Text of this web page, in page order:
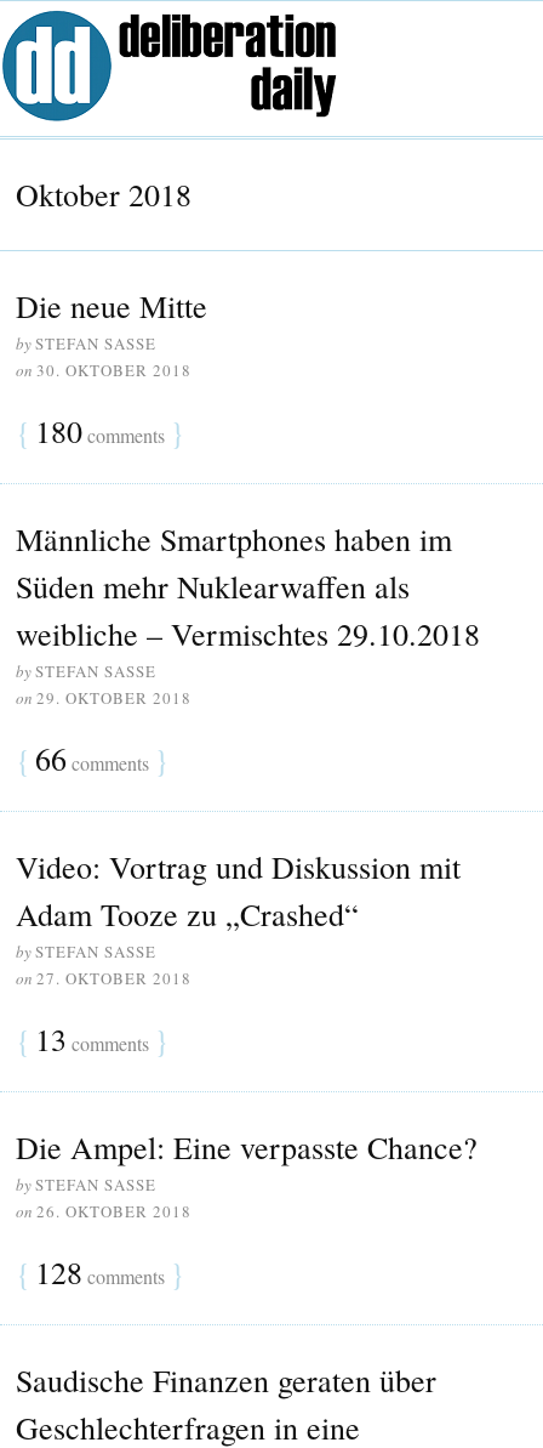
Oktober 2018
Die neue Mitte
bySTEFAN SASSE
on 30. OKTOBER 2018
{ 180comments }
Männliche Smartphones haben im
Süden mehr Nuklearwaffen als
weibliche – Vermischtes 29.10.2018
bySTEFAN SASSE
on 29. OKTOBER 2018
{ 66 comments }
Video: Vortrag und Diskussion mit
Adam Tooze zu „Crashed“
bySTEFAN SASSE
on 27. OKTOBER 2018
{ 13 comments }
Die Ampel: Eine verpasste Chance?
bySTEFAN SASSE
on 26. OKTOBER 2018
{ 128 comments }
Saudische Finanzen geraten über
Geschlechterfragen in eine